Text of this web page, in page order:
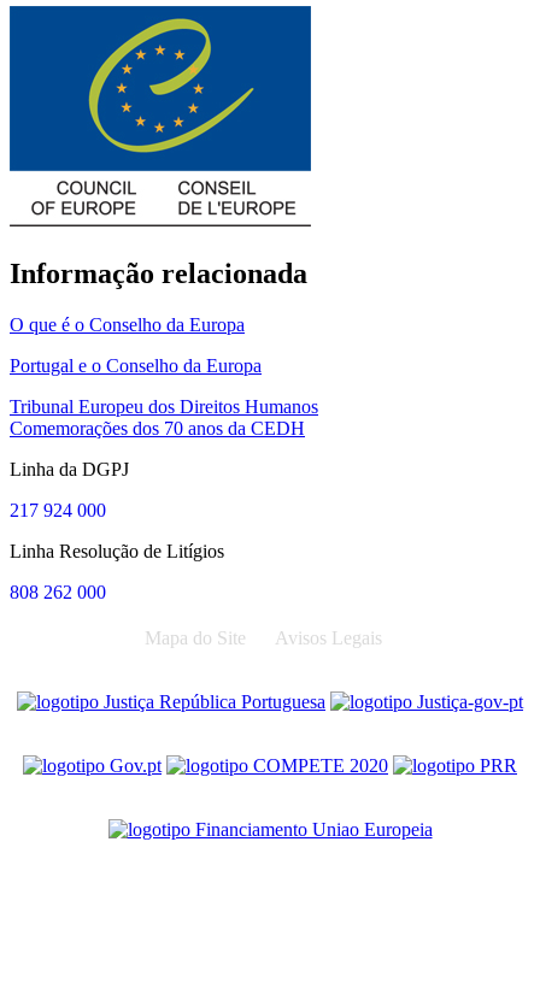
Informação relacionada
O que é o Conselho da Europa
Portugal e o Conselho da Europa
Tribunal Europeu dos Direitos Humanos
Comemorações dos 70 anos da CEDH
Linha da DGPJ
217 924 000
Linha Resolução de Litígios
808 262 000
Mapa do Site Avisos Legais